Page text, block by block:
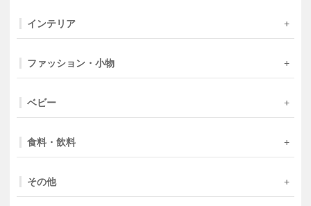
インテリア
ファッション・小物
ベビー
食料・飲料
その他